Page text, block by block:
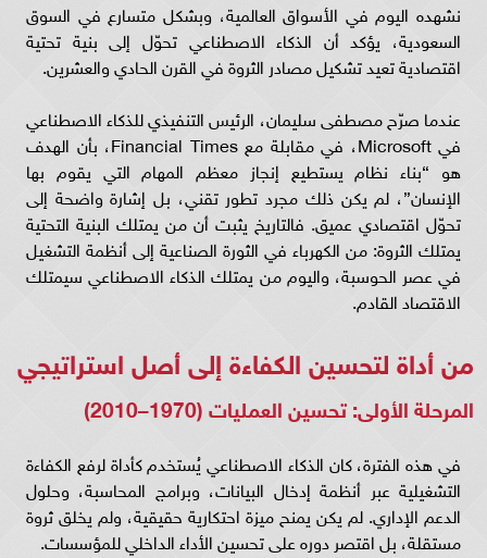
نشهده اليوم في الأسواق العالمية، وبشكل متسارع في السوق
السعودية، يؤكد أن الذكاء الاصطناعي تحوّل إلى بنية تحتية
اقتصادية تعيد تشكيل مصادر الثروة في القرن الحادي والعشرين.
عندما صرّح مصطفى سليمان، الرئيس التنفيذي للذكاء الاصطناعي
في Microsoft، في مقابلة مع Financial Times، بأن الهدف
هو “بناء نظام يستطيع إنجاز معظم المهام التي يقوم بها
الإنسان”، لم يكن ذلك مجرد تطور تقني، بل إشارة واضحة إلى
تحوّل اقتصادي عميق. فالتاريخ يثبت أن من يمتلك البنية التحتية
يمتلك الثروة: من الكهرباء في الثورة الصناعية إلى أنظمة التشغيل
في عصر الحوسبة، واليوم من يمتلك الذكاء الاصطناعي سيمتلك
الاقتصاد القادم.
من أداة لتحسين الكفاءة إلى أصل استراتيجي
المرحلة الأولى: تحسين العمليات (1970–2010)
في هذه الفترة، كان الذكاء الاصطناعي يُستخدم كأداة لرفع الكفاءة
التشغيلية عبر أنظمة إدخال البيانات، وبرامج المحاسبة، وحلول
الدعم الإداري. لم يكن يمنح ميزة احتكارية حقيقية، ولم يخلق ثروة
مستقلة، بل اقتصر دوره على تحسين الأداء الداخلي للمؤسسات.